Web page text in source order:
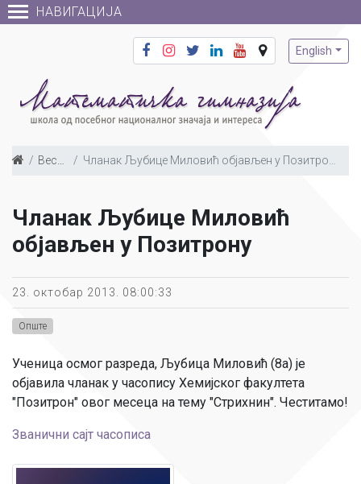
НАВИГАЦИЈА
English
Вести Чланак Љубице Миловић објављен у Позитрону
Чланак Љубице Миловић
објављен у Позитрону
23. октобар 2013. 08:00:33
Опште
Ученица осмог разреда, Љубица Миловић (8а) је
објавила чланак у часопису Хемијског факултета
"Позитрон" овог месеца на тему "Стрихнин". Честитамо!
Званични сајт часописа